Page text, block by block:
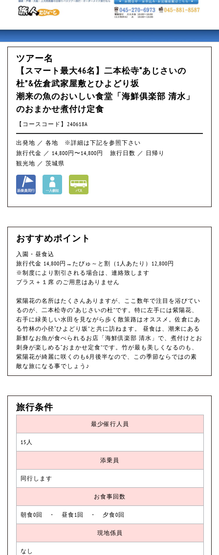
ツアー名
【スマート最大46名】二本松寺“あじさいの
杜”&佐倉武家屋敷とひよどり坂
潮来の魚のおいしい食堂「海鮮俱楽部 清水」
のおまかせ煮付け定食
【コースコード】240618A
出発地 ／ 各地 ※詳細は下記を参照下さい
旅行代金 ／ 14,800円〜14,800円
旅行日数 ／ 日帰り
観光地 ／ 茨城県
おすすめポイント
入園・昼食込
旅行代金 14,800円→たびゅ～と割（1人あたり）12,800円
※制度により割引される場合は、連絡致します
プラス＋１席 のご用意はありません
紫陽花の名所はたくさんありますが、ここ数年で注目を浴びてい
るのが、二本松寺の“あじさいの杜”です。特に左手には紫陽花、
右手に緑美しい水田を見ながら歩く散策路はオススメ。佐倉にあ
る竹林の小径“ひよどり坂”と共に訪ねます。 昼食は、潮来にある
新鮮なお魚が食べられるお店「海鮮倶楽部 清水」で、煮付けとお
刺身が楽しめる“おまかせ定食”です。竹が最も美しくなるのも、
紫陽花が綺麗に咲くのも6月後半なので、この季節ならではの素
敵な旅になる事でしょう♪
旅行条件
最少催行人員
15人
添乗員
同行します
お食事回数
朝食0回 ・ 昼食1回 ・ 夕食0回
現地係員
なし